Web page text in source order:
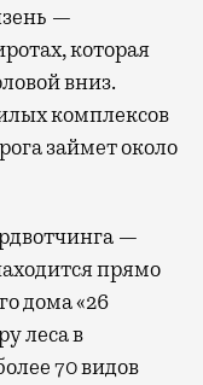
—
которая
вниз.
комплексов
займет около
—
прямо
дома «26
леса в
70 видов